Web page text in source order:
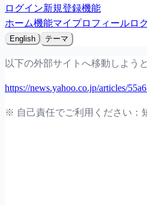
ログイン新規登録機能
ホーム機能マイプロフィールロ
English テーマ
以下の外部サイトへ移動しよう
https://news.yahoo.co.jp/articles/
※ 自己責任でご利用ください：